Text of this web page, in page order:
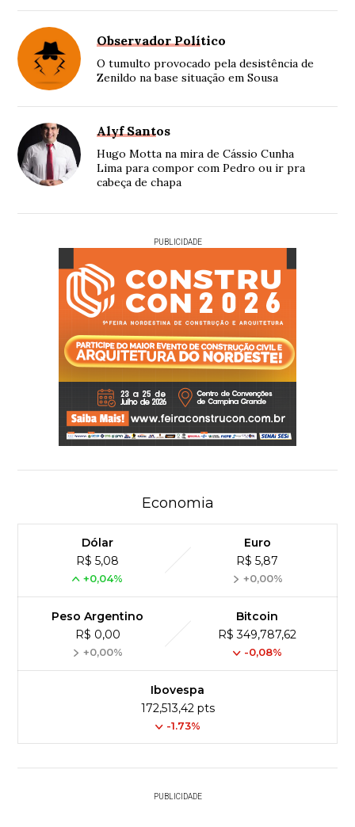
Observador Político
O tumulto provocado pela desistência de
Zenildo na base situação em Sousa
Alyf Santos
Hugo Motta na mira de Cássio Cunha
Lima para compor com Pedro ou ir pra
cabeça de chapa
PUBLICIDADE
Economia
Dólar
R$ 5,08
+0,04%
Euro
R$ 5,87
+0,00%
Peso Argentino
R$ 0,00
+0,00%
Bitcoin
R$ 349,787,62
-0,08%
Ibovespa
172,513,42 pts
-1.73%
PUBLICIDADE